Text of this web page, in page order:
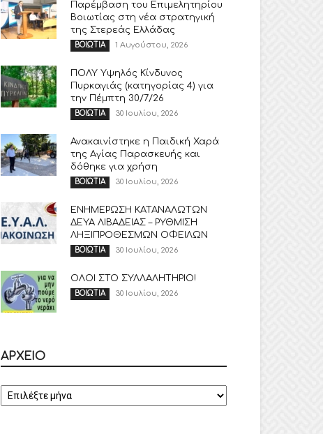
Παρέμβαση του Επιμελητηρίου
Βοιωτίας στη νέα στρατηγική
της Στερεάς Ελλάδας
ΒΟΙΩΤΙΑ 1 Αυγούστου, 2026
ΠΟΛΥ Υψηλός Κίνδυνος
Πυρκαγιάς (κατηγορίας 4) για
την Πέμπτη 30/7/26
ΒΟΙΩΤΙΑ 30 Ιουλίου, 2026
Ανακαινίστηκε η Παιδική Χαρά
της Αγίας Παρασκευής και
δόθηκε για χρήση
ΒΟΙΩΤΙΑ 30 Ιουλίου, 2026
ΕΝΗΜΕΡΩΣΗ ΚΑΤΑΝΑΛΩΤΩΝ
ΔΕΥΑ ΛΙΒΑΔΕΙΑΣ – ΡΥΘΜΙΣΗ
ΛΗΞΙΠΡΟΘΕΣΜΩΝ ΟΦΕΙΛΩΝ
ΒΟΙΩΤΙΑ 30 Ιουλίου, 2026
ΟΛΟΙ ΣΤΟ ΣΥΛΛΑΛΗΤΗΡΙΟ!
ΒΟΙΩΤΙΑ 30 Ιουλίου, 2026
ΑΡΧΕΙΟ